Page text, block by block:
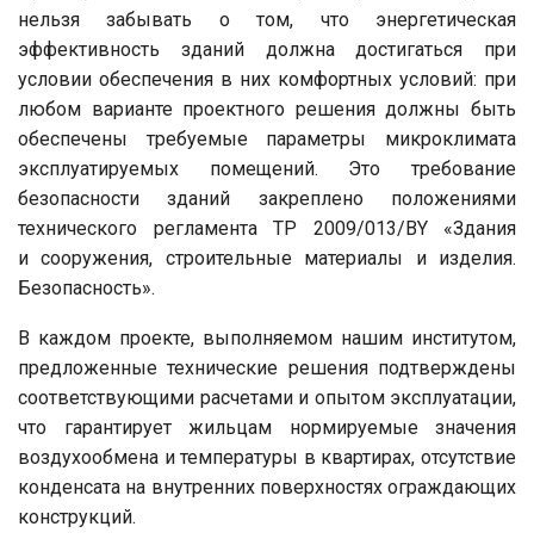
нельзя забывать о том, что энергетическая
эффективность зданий должна достигаться при
условии обеспечения в них комфортных условий: при
любом варианте проектного решения должны быть
обеспечены требуемые параметры микроклимата
эксплуатируемых помещений. Это требование
безопасности зданий закреплено положениями
технического регламента ТР 2009/013/BY «Здания
и сооружения, строительные материалы и изделия.
Безопасность».
В каждом проекте, выполняемом нашим институтом,
предложенные технические решения подтверждены
соответствующими расчетами и опытом эксплуатации,
что гарантирует жильцам нормируемые значения
воздухообмена и температуры в квартирах, отсутствие
конденсата на внутренних поверхностях ограждающих
конструкций.